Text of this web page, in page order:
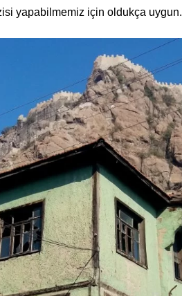
yapabilmemiz için oldukça uygun.